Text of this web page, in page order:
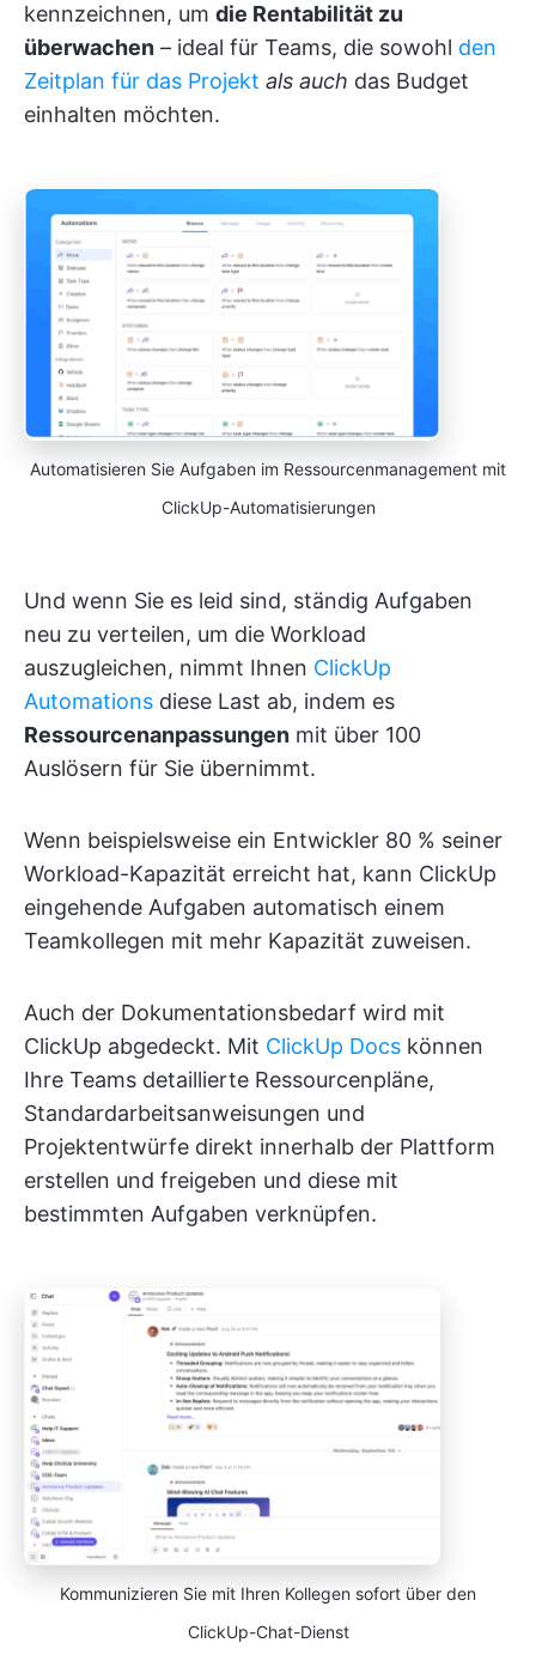
kennzeichnen, um die Rentabilität zu
überwachen – ideal für Teams, die sowohl den
Zeitplan für das Projekt als auch das Budget
einhalten möchten.
Automatisieren Sie Aufgaben im Ressourcenmanagement mit
ClickUp-Automatisierungen
Und wenn Sie es leid sind, ständig Aufgaben
neu zu verteilen, um die Workload
auszugleichen, nimmt Ihnen ClickUp
Automations diese Last ab, indem es
Ressourcenanpassungen mit über 100
Auslösern für Sie übernimmt.
Wenn beispielsweise ein Entwickler 80 % seiner
Workload-Kapazität erreicht hat, kann ClickUp
eingehende Aufgaben automatisch einem
Teamkollegen mit mehr Kapazität zuweisen.
Auch der Dokumentationsbedarf wird mit
ClickUp abgedeckt. Mit ClickUp Docs können
Ihre Teams detaillierte Ressourcenpläne,
Standardarbeitsanweisungen und
Projektentwürfe direkt innerhalb der Plattform
erstellen und freigeben und diese mit
bestimmten Aufgaben verknüpfen.
Kommunizieren Sie mit Ihren Kollegen sofort über den
ClickUp-Chat-Dienst